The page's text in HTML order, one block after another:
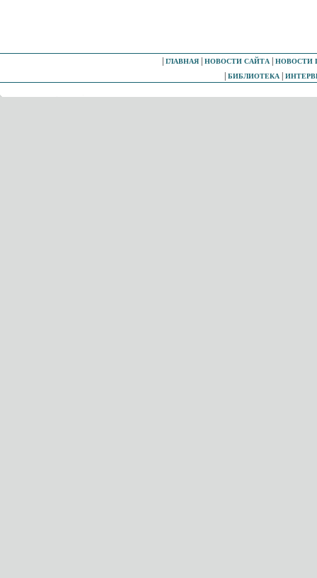
ГЛАВНАЯ| НОВОСТИ САЙТА| НОВОСТИ
БИБЛИОТЕКА|